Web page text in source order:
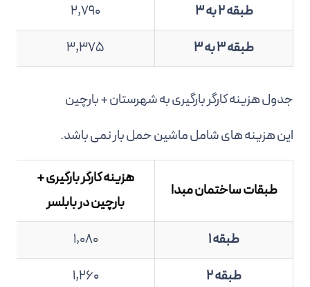
طبقه 2 به 3
2,790
طبقه 3 به 3
3,375
جدول هزینه کارگر بارگیری به شهرستان + بارچین
این هزینه های شامل ماشین حمل بار نمی باشد.
طبقات ساختمان مبدا
هزینه کارگر بارگیری +
بارچین در بابلسر
طبقه 1
1,080
طبقه 2
1,260